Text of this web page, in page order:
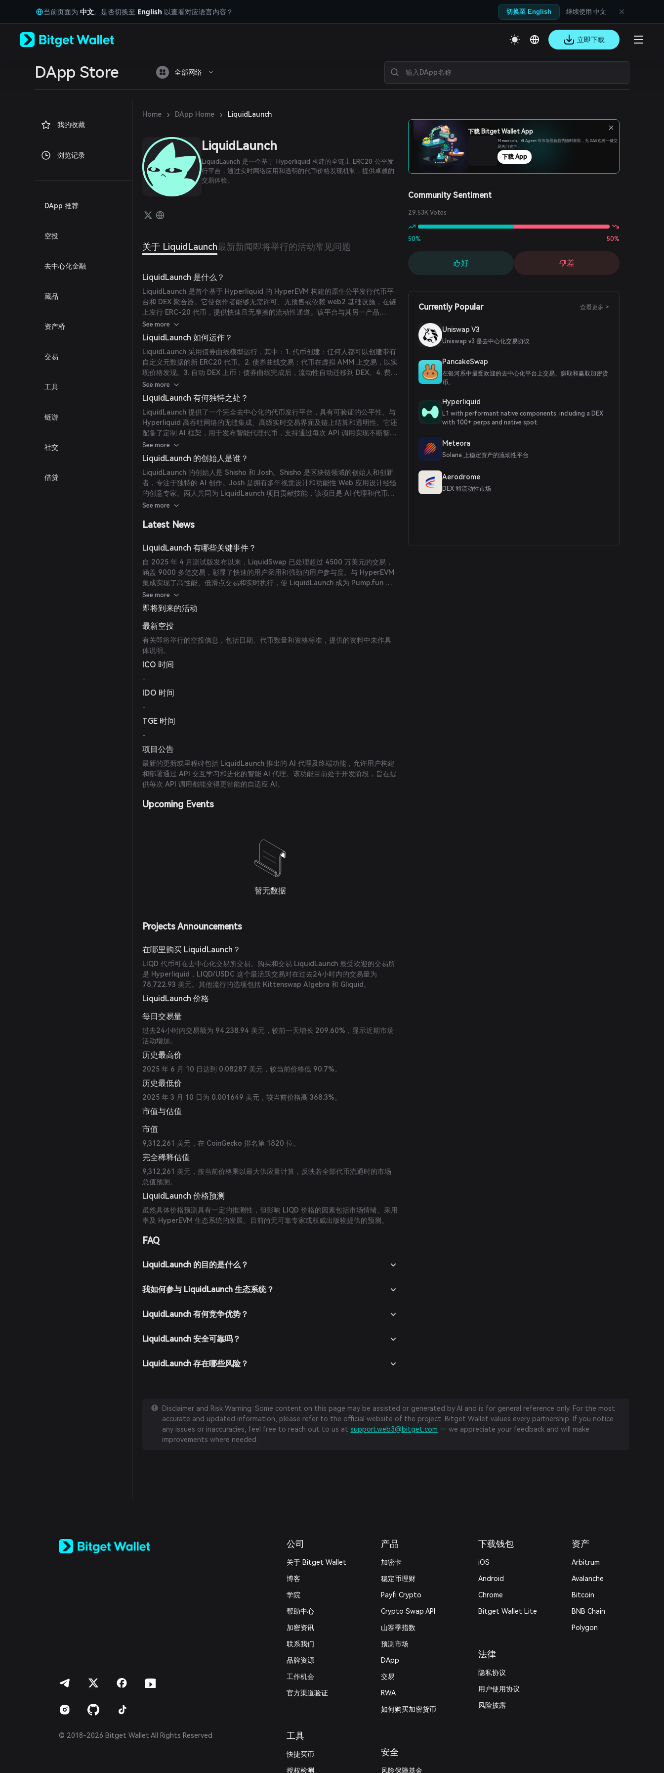
Tiếng Việt
Русский
Español (Latinoamérica)
Português (Portugal)
Bahasa Indonesia
Español (Argentina)
当前页面为 中文。是否切换至 English 以查看对应语言内容？ 切换至 English 继续使用 中文
立即下载
DApp Store 全部网络
我的收藏
浏览记录
DApp 推荐
空投
去中心化金融
藏品
资产桥
交易
工具
链游
社交
借贷
Home › DApp Home › LiquidLaunch
LiquidLaunch
LiquidLaunch 是一个基于 Hyperliquid 构建的全链上 ERC20 公平发
行平台，通过实时网络应用和透明的代币价格发现机制，提供卓越的
交易体验。
关于 LiquidLaunch最新新闻即将举行的活动常见问题
LiquidLaunch 是什么？
LiquidLaunch 是首个基于 Hyperliquid 的 HyperEVM 构建的原生公平发行代币平
台和 DEX 聚合器。它使创作者能够无需许可、无预售或依赖 web2 基础设施，在链
上发行 ERC-20 代币，提供快速且无摩擦的流动性通道。该平台与其另一产品
LiquidSwap 配合使用，通过 HyperSwap 和 KittenSwap 等顶级 HyperEVM DEX
路由交易，确保用户以最优价格和最低滑点进行交易。无论新代币是否通过
LiquidLaunch 绑定，均可立即通过 LiquidSwap 进行交易。LiquidLaunch 和
LiquidSwap 产生的 100% 收入将返还给 $LIQD 代币质押者。LiquidLaunch 上的
公平发行意味着没有分配或私募，只是完全链上驱动的透明公开发行。
See more
LiquidLaunch 如何运作？
LiquidLaunch 采用债券曲线模型运行，其中：1. 代币创建：任何人都可以创建带有
自定义元数据的新 ERC20 代币。2. 债券曲线交易：代币在虚拟 AMM 上交易，以实
现价格发现。3. 自动 DEX 上币：债券曲线完成后，流动性自动迁移到 DEX。4. 费用
收取：交易过程中收取费用，并在 DEX 迁移后在协议和代币创建者之间分配。
See more
LiquidLaunch 有何独特之处？
LiquidLaunch 提供了一个完全去中心化的代币发行平台，具有可验证的公平性、与
Hyperliquid 高吞吐网络的无缝集成、高级实时交易界面及链上结算和透明性。它还
配备了定制 AI 框架，用于发布智能代理代币，支持通过每次 API 调用实现不断智能
化的自适应 AI。
See more
LiquidLaunch 的创始人是谁？
LiquidLaunch 的创始人是 Shisho 和 Josh。Shisho 是区块链领域的创始人和创新
者，专注于独特的 AI 创作。Josh 是拥有多年视觉设计和功能性 Web 应用设计经验
的创意专家。两人共同为 LiquidLaunch 项目贡献技能，该项目是 AI 代理和代币的
启动平台。
See more
Latest News
LiquidLaunch 有哪些关键事件？
自 2025 年 4 月测试版发布以来，LiquidSwap 已处理超过 4500 万美元的交易，
涵盖 9000 多笔交易，彰显了快速的用户采用和强劲的用户参与度。与 HyperEVM
集成实现了高性能、低滑点交易和实时执行，使 LiquidLaunch 成为 Pump.fun 等
平台的有力竞争者。
See more
即将到来的活动
最新空投
有关即将举行的空投信息，包括日期、代币数量和资格标准，提供的资料中未作具
体说明。
ICO 时间
-
IDO 时间
-
TGE 时间
-
项目公告
最新的更新或里程碑包括 LiquidLaunch 推出的 AI 代理及终端功能，允许用户构建
和部署通过 API 交互学习和进化的智能 AI 代理。该功能目前处于开发阶段，旨在提
供每次 API 调用都能变得更智能的自适应 AI。
Upcoming Events
暂无数据
Projects Announcements
在哪里购买 LiquidLaunch？
LIQD 代币可在去中心化交易所交易。购买和交易 LiquidLaunch 最受欢迎的交易所
是 Hyperliquid，LIQD/USDC 这个最活跃交易对在过去24小时内的交易量为
78,722.93 美元。其他流行的选项包括 Kittenswap Algebra 和 Gliquid。
LiquidLaunch 价格
每日交易量
过去24小时内交易额为 94,238.94 美元，较前一天增长 209.60%，显示近期市场
活动增加。
历史最高价
2025 年 6 月 10 日达到 0.08287 美元，较当前价格低 90.7%。
历史最低价
2025 年 3 月 10 日为 0.001649 美元，较当前价格高 368.3%。
市值与估值
市值
9,312,261 美元，在 CoinGecko 排名第 1820 位。
完全稀释估值
9,312,261 美元，按当前价格乘以最大供应量计算，反映若全部代币流通时的市场
总值预测。
LiquidLaunch 价格预测
虽然具体价格预测具有一定的推测性，但影响 LIQD 价格的因素包括市场情绪、采用
率及 HyperEVM 生态系统的发展。目前尚无可靠专家或权威出版物提供的预测。
FAQ
LiquidLaunch 的目的是什么？
我如何参与 LiquidLaunch 生态系统？
LiquidLaunch 有何竞争优势？
LiquidLaunch 安全可靠吗？
LiquidLaunch 存在哪些风险？
下载 Bitget Wallet App
Memecoin、Al Agent 等市场最新趋势随时获取，无 GAS 也可一键交
易热门资产!
下载 App
Community Sentiment
29.53K Votes
50% 50%
好 差
Currently Popular 查看更多 >
Uniswap V3
Uniswap v3 是去中心化交易协议
PancakeSwap
在银河系中最受欢迎的去中心化平台上交易、赚取和赢取加密货
币。
Hyperliquid
L1 with performant native components, including a DEX
with 100+ perps and native spot.
Meteora
Solana 上稳定资产的流动性平台
Aerodrome
DEX 和流动性市场
Disclaimer and Risk Warning: Some content on this page may be assisted or generated by AI and is for general reference only. For the most
accurate and updated information, please refer to the official website of the project. Bitget Wallet values every partnership. If you notice
any issues or inaccuracies, feel free to reach out to us atsupport.web3@bitget.com — we appreciate your feedback and will make
improvements where needed.
Español (Latinoamérica)
© 2018-2026 Bitget Wallet All Rights Reserved
公司
关于 Bitget Wallet
博客
学院
帮助中心
加密资讯
联系我们
品牌资源
工作机会
官方渠道验证
工具
快捷买币
授权检测
产品
加密卡
稳定币理财
Payfi Crypto
Crypto Swap API
山寨季指数
预测市场
DApp
交易
RWA
如何购买加密货币
安全
风险保障基金
下载钱包
iOS
Android
Chrome
Bitget Wallet Lite
法律
隐私协议
用户使用协议
风险披露
资产
Arbitrum
Avalanche
Bitcoin
BNB Chain
Polygon